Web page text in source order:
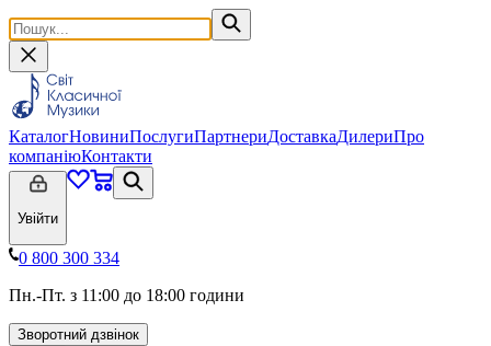
КаталогНовиниПослугиПартнериДоставкаДилериПро
компаніюКонтакти
Увійти
0 800 300 334
Пн.-Пт. з 11:00 до 18:00 години
Зворотний дзвінок